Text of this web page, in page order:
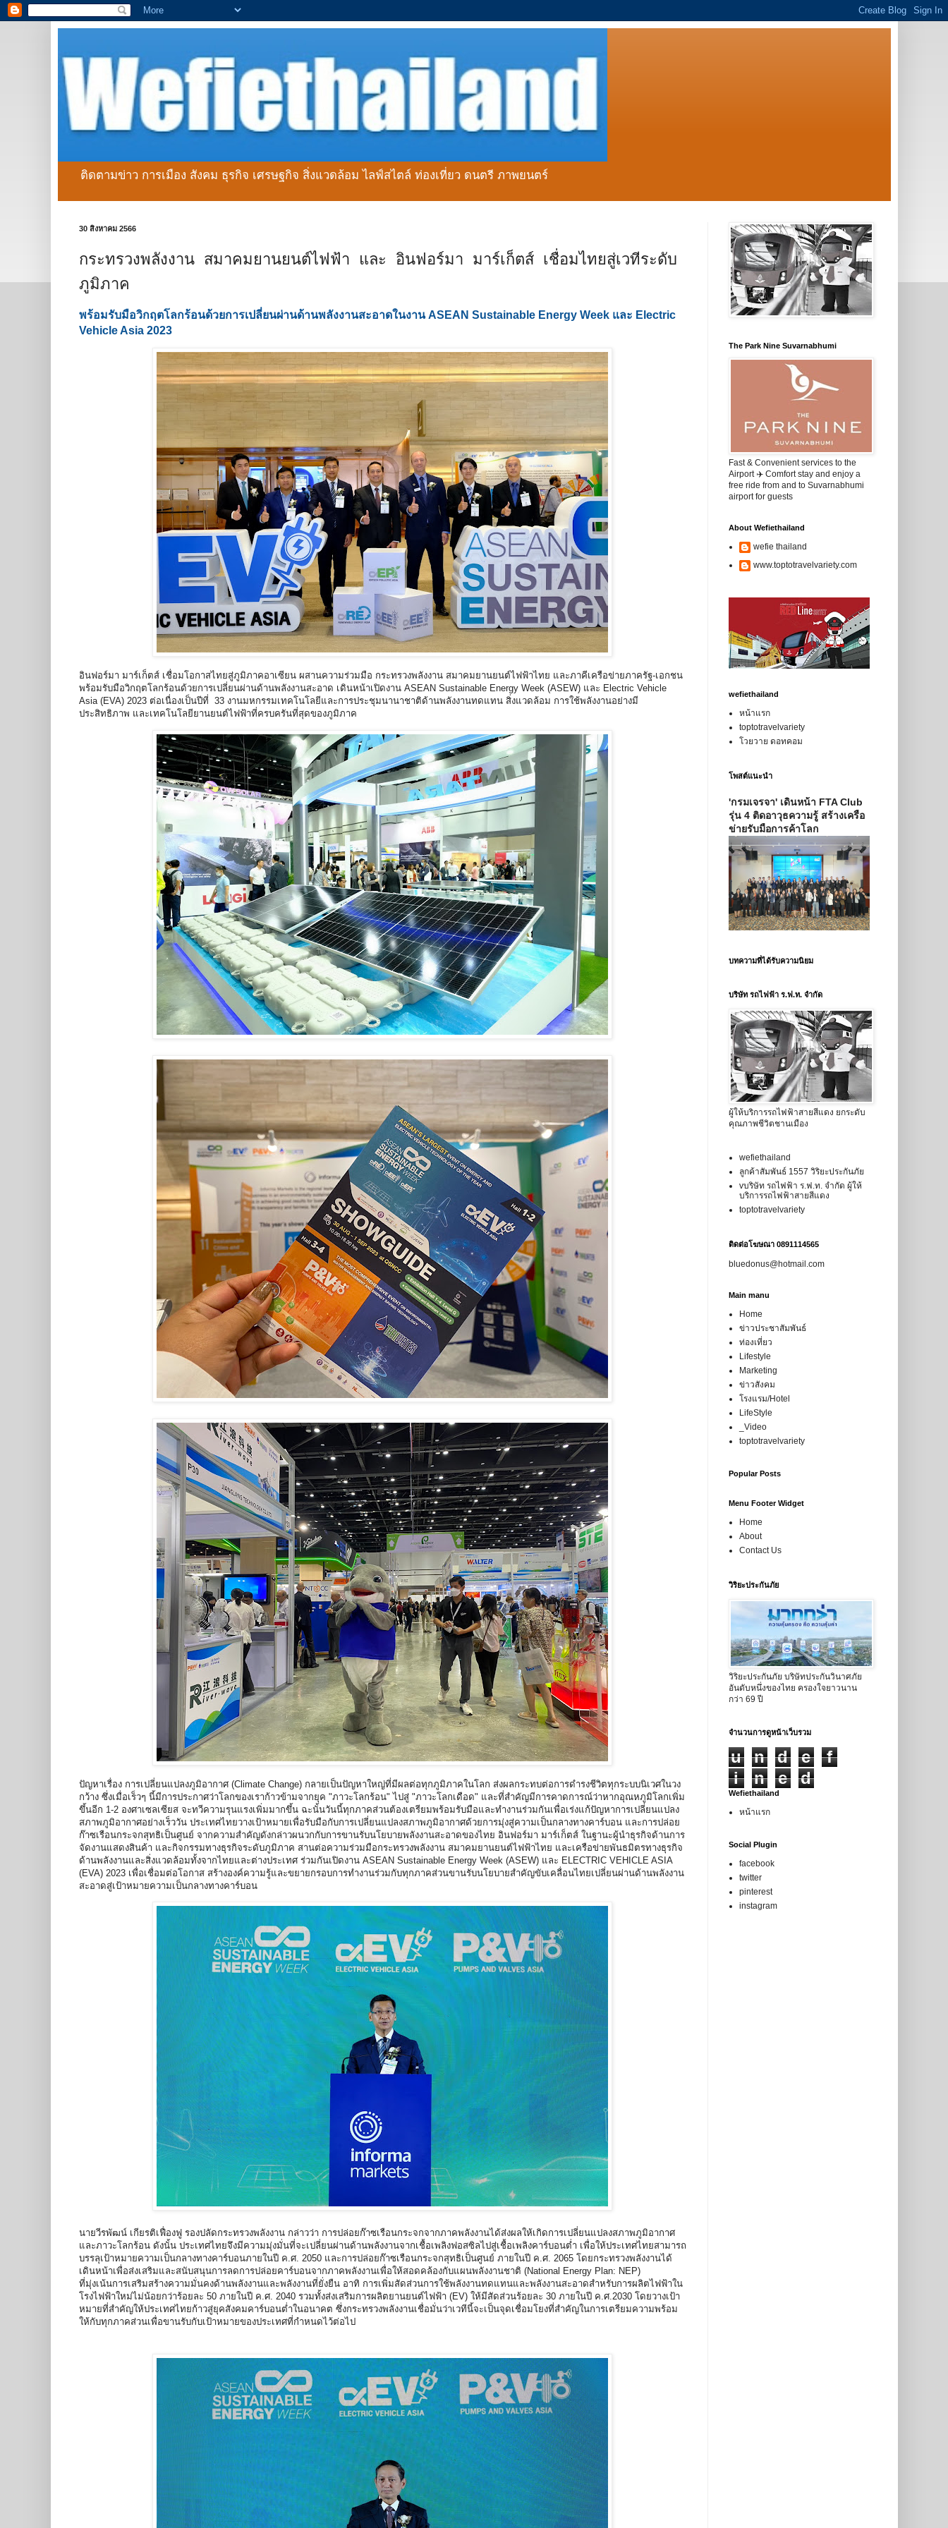
ติดตามข่าว การเมือง สังคม ธุรกิจ เศรษฐกิจ สิ่งแวดล้อม ไลฟ์สไตล์ ท่องเที่ยว ดนตรี ภาพยนตร์
30 สิงหาคม 2566
กระทรวงพลังงาน สมาคมยานยนต์ไฟฟ้า และ อินฟอร์มา มาร์เก็ตส์ เชื่อมไทยสู่เวทีระดับ
ภูมิภาค
พร้อมรับมือวิกฤตโลกร้อนด้วยการเปลี่ยนผ่านด้านพลังงานสะอาดในงาน ASEAN Sustainable Energy Week และ Electric
Vehicle Asia 2023
อินฟอร์มา มาร์เก็ตส์ เชื่อมโอกาสไทยสู่ภูมิภาคอาเซียน ผสานความร่วมมือ กระทรวงพลังงาน สมาคมยานยนต์ไฟฟ้าไทย และภาคีเครือข่ายภาครัฐ-เอกชน
พร้อมรับมือวิกฤตโลกร้อนด้วยการเปลี่ยนผ่านด้านพลังงานสะอาด เดินหน้าเปิดงาน ASEAN Sustainable Energy Week (ASEW) และ Electric Vehicle
Asia (EVA) 2023 ต่อเนื่องเป็นปีที่ 33 งานมหกรรมเทคโนโลยีและการประชุมนานาชาติด้านพลังงานทดแทน สิ่งแวดล้อม การใช้พลังงานอย่างมี
ประสิทธิภาพ และเทคโนโลยียานยนต์ไฟฟ้าที่ครบครันที่สุดของภูมิภาค
ปัญหาเรื่อง การเปลี่ยนแปลงภูมิอากาศ (Climate Change) กลายเป็นปัญหาใหญ่ที่มีผลต่อทุกภูมิภาคในโลก ส่งผลกระทบต่อการดำรงชีวิตทุกระบบนิเวศในวง
กว้าง ซึ่งเมื่อเร็วๆ นี้มีการประกาศว่าโลกของเราก้าวข้ามจากยุค "ภาวะโลกร้อน" ไปสู่ "ภาวะโลกเดือด" และที่สำคัญมีการคาดการณ์ว่าหากอุณหภูมิโลกเพิ่ม
ขึ้นอีก 1-2 องศาเซลเซียส จะทวีความรุนแรงเพิ่มมากขึ้น ฉะนั้นวันนี้ทุกภาคส่วนต้องเตรียมพร้อมรับมือและทำงานร่วมกันเพื่อเร่งแก้ปัญหาการเปลี่ยนแปลง
สภาพภูมิอากาศอย่างเร็ววัน ประเทศไทยวางเป้าหมายเพื่อรับมือกับการเปลี่ยนแปลงสภาพภูมิอากาศด้วยการมุ่งสู่ความเป็นกลางทางคาร์บอน และการปล่อย
ก๊าซเรือนกระจกสุทธิเป็นศูนย์ จากความสำคัญดังกล่าวผนวกกับการขานรับนโยบายพลังงานสะอาดของไทย อินฟอร์มา มาร์เก็ตส์ ในฐานะผู้นำธุรกิจด้านการ
จัดงานแสดงสินค้า และกิจกรรมทางธุรกิจระดับภูมิภาค สานต่อความร่วมมือกระทรวงพลังงาน สมาคมยานยนต์ไฟฟ้าไทย และเครือข่ายพันธมิตรทางธุรกิจ
ด้านพลังงานและสิ่งแวดล้อมทั้งจากไทยและต่างประเทศ ร่วมกันเปิดงาน ASEAN Sustainable Energy Week (ASEW) และ ELECTRIC VEHICLE ASIA
(EVA) 2023 เพื่อเชื่อมต่อโอกาส สร้างองค์ความรู้และขยายกรอบการทำงานร่วมกับทุกภาคส่วนขานรับนโยบายสำคัญขับเคลื่อนไทยเปลี่ยนผ่านด้านพลังงาน
สะอาดสู่เป้าหมายความเป็นกลางทางคาร์บอน
นายวีรพัฒน์ เกียรติเฟื่องฟู รองปลัดกระทรวงพลังงาน กล่าวว่า การปล่อยก๊าซเรือนกระจกจากภาคพลังงานได้ส่งผลให้เกิดการเปลี่ยนแปลงสภาพภูมิอากาศ
และภาวะโลกร้อน ดังนั้น ประเทศไทยจึงมีความมุ่งมั่นที่จะเปลี่ยนผ่านด้านพลังงานจากเชื้อเพลิงฟอสซิลไปสู่เชื้อเพลิงคาร์บอนต่ำ เพื่อให้ประเทศไทยสามารถ
บรรลุเป้าหมายความเป็นกลางทางคาร์บอนภายในปี ค.ศ. 2050 และการปล่อยก๊าซเรือนกระจกสุทธิเป็นศูนย์ ภายในปี ค.ศ. 2065 โดยกระทรวงพลังงานได้
เดินหน้าเพื่อส่งเสริมและสนับสนุนการลดการปล่อยคาร์บอนจากภาคพลังงานเพื่อให้สอดคล้องกับแผนพลังงานชาติ (National Energy Plan: NEP)
ที่มุ่งเน้นการเสริมสร้างความมั่นคงด้านพลังงานและพลังงานที่ยั่งยืน อาทิ การเพิ่มสัดส่วนการใช้พลังงานทดแทนและพลังงานสะอาดสำหรับการผลิตไฟฟ้าใน
โรงไฟฟ้าใหม่ไม่น้อยกว่าร้อยละ 50 ภายในปี ค.ศ. 2040 รวมทั้งส่งเสริมการผลิตยานยนต์ไฟฟ้า (EV) ให้มีสัดส่วนร้อยละ 30 ภายในปี ค.ศ.2030 โดยวางเป้า
หมายที่สำคัญให้ประเทศไทยก้าวสู่ยุคสังคมคาร์บอนต่ำในอนาคต ซึ่งกระทรวงพลังงานเชื่อมั่นว่าเวทีนี้จะเป็นจุดเชื่อมโยงที่สำคัญในการเตรียมความพร้อม
ให้กับทุกภาคส่วนเพื่อขานรับกับเป้าหมายของประเทศที่กำหนดไว้ต่อไป
The Park Nine Suvarnabhumi
Fast & Convenient services to the
Airport ✈️ Comfort stay and enjoy a
free ride from and to Suvarnabhumi
airport for guests
About Wefiethailand
wefie thailand
www.toptotravelvariety.com
wefiethailand
หน้าแรก
toptotravelvariety
โวยวาย ดอทคอม
โพสต์แนะนำ
'กรมเจรจา' เดินหน้า FTA Club
รุ่น 4 ติดอาวุธความรู้ สร้างเครือ
ข่ายรับมือการค้าโลก
บทความที่ได้รับความนิยม
บริษัท รถไฟฟ้า ร.ฟ.ท. จำกัด
ผู้ให้บริการรถไฟฟ้าสายสีแดง ยกระดับ
คุณภาพชีวิตชานเมือง
wefiethailand
ลูกค้าสัมพันธ์ 1557 วิริยะประกันภัย
vบริษัท รถไฟฟ้า ร.ฟ.ท. จำกัด ผู้ให้
บริการรถไฟฟ้าสายสีแดง
toptotravelvariety
ติดต่อโฆษณา 0891114565
bluedonus@hotmail.com
Main manu
Home
ข่าวประชาสัมพันธ์
ท่องเที่ยว
Lifestyle
Marketing
ข่าวสังคม
โรงแรม/Hotel
LifeStyle
_Video
toptotravelvariety
Popular Posts
Menu Footer Widget
Home
About
Contact Us
วิริยะประกันภัย
วิริยะประกันภัย บริษัทประกันวินาศภัย
อันดับหนึ่งของไทย ครองใจยาวนาน
กว่า 69 ปี
จำนวนการดูหน้าเว็บรวม
u n d e
f
i
n e d
Wefiethailand
หน้าแรก
Social Plugin
facebook
twitter
pinterest
instagram